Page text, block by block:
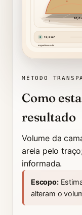
10,0
10,0 m²
arqpedia.com.br
volume físico
MÉTODO
Como
resultado
Volume da
areia pelo
informada.
Escopo:
alteram o